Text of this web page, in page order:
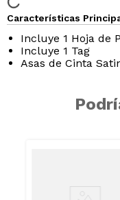
Características
Incluye 1 Hoja de
Incluye 1 Tag
Asas de Cinta